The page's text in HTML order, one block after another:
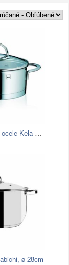
Hrniec z antikoro ocele Kela Cailin, ø…
ø 28cm